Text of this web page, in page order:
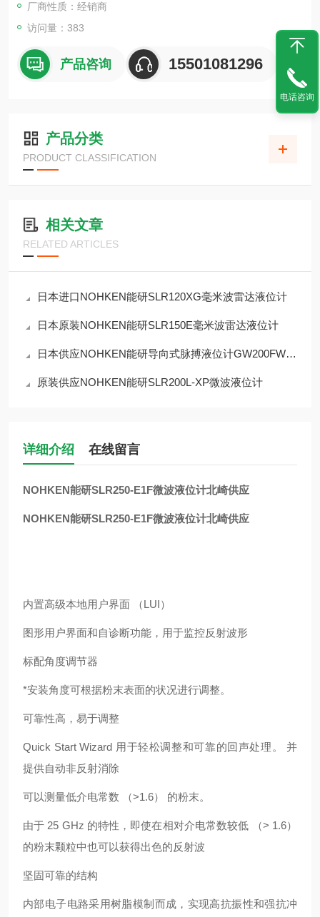
厂商性质：经销商
访问量：383
产品咨询 15501081296
产品分类
PRODUCT CLASSIFICATION
相关文章
RELATED ARTICLES
日本进口NOHKEN能研SLR120XG毫米波雷达液位计
日本原装NOHKEN能研SLR150E毫米波雷达液位计
日本供应NOHKEN能研导向式脉搏液位计GW200FWT1
原装供应NOHKEN能研SLR200L-XP微波液位计
详细介绍 在线留言
NOHKEN能研SLR250-E1F微波液位计北崎供应
NOHKEN能研SLR250-E1F微波液位计北崎供应
内置高级本地用户界面 （LUI）
图形用户界面和自诊断功能，用于监控反射波形
标配角度调节器
*安装角度可根据粉末表面的状况进行调整。
可靠性高，易于调整
Quick Start Wizard 用于轻松调整和可靠的回声处理。 并
提供自动非反射消除
可以测量低介电常数 （>1.6） 的粉末。
由于 25 GHz 的特性，即使在相对介电常数较低 （> 1.6）
的粉末颗粒中也可以获得出色的反射波
坚固可靠的结构
内部电子电路采用树脂模制而成，实现高抗振性和强抗冲
电话咨询